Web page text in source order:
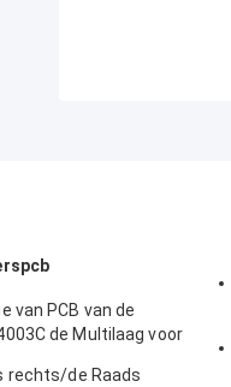
van PCB van de
de Multilaag voor
rechts/de Raads